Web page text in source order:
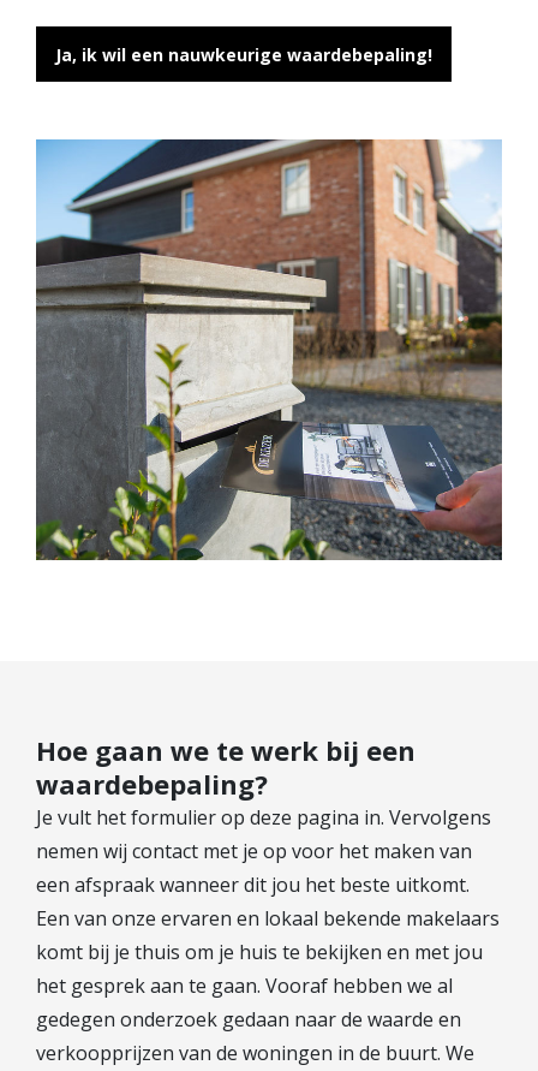
Vestiging Maarssen
Inloggen MOVE
Ja, ik wil een nauwkeurige waardebepaling!
Hoe gaan we te werk bij een
waardebepaling?
Je vult het formulier op deze pagina in. Vervolgens
nemen wij contact met je op voor het maken van
een afspraak wanneer dit jou het beste uitkomt.
Een van onze ervaren en lokaal bekende makelaars
komt bij je thuis om je huis te bekijken en met jou
het gesprek aan te gaan. Vooraf hebben we al
gedegen onderzoek gedaan naar de waarde en
verkoopprijzen van de woningen in de buurt. We